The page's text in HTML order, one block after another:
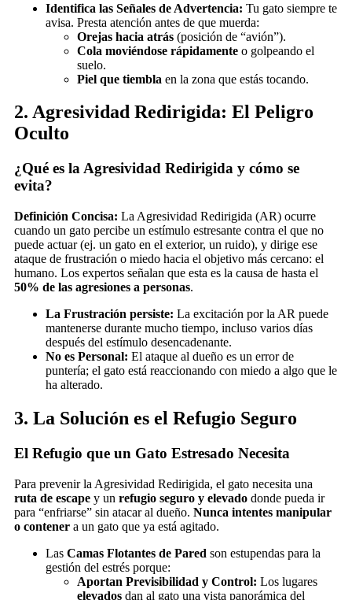
Identifica las Señales de Advertencia: Tu gato siempre te
avisa. Presta atención antes de que muerda:
Orejas hacia atrás (posición de “avión”).
Cola moviéndose rápidamente o golpeando el
suelo.
Piel que tiembla en la zona que estás tocando.
2. Agresividad Redirigida: El Peligro
Oculto
¿Qué es la Agresividad Redirigida y cómo se
evita?
Definición Concisa: La Agresividad Redirigida (AR) ocurre
cuando un gato percibe un estímulo estresante contra el que no
puede actuar (ej. un gato en el exterior, un ruido), y dirige ese
ataque de frustración o miedo hacia el objetivo más cercano: el
humano. Los expertos señalan que esta es la causa de hasta el
50% de las agresiones a personas.
La Frustración persiste: La excitación por la AR puede
mantenerse durante mucho tiempo, incluso varios días
después del estímulo desencadenante.
No es Personal: El ataque al dueño es un error de
puntería; el gato está reaccionando con miedo a algo que le
ha alterado.
3. La Solución es el Refugio Seguro
El Refugio que un Gato Estresado Necesita
Para prevenir la Agresividad Redirigida, el gato necesita una
ruta de escape y un refugio seguro y elevado donde pueda ir
para “enfriarse” sin atacar al dueño. Nunca intentes manipular
o contener a un gato que ya está agitado.
Las Camas Flotantes de Pared son estupendas para la
gestión del estrés porque:
Aportan Previsibilidad y Control: Los lugares
elevados dan al gato una vista panorámica del